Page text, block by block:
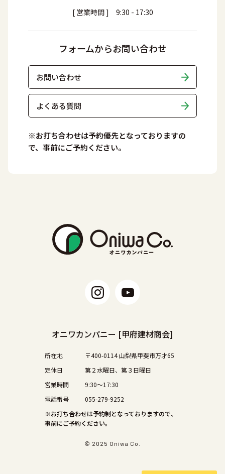
[ 営業時間 ] 9:30 - 17:30
フォームからお問い合わせ
お問い合わせ
よくある質問
※お打ち合わせは予約優先となっておりますの
で、事前にご予約ください。
オニワカンパニー [甲府建材商会]
所在地
〒400-0114 山梨県甲斐市万才65
定休日
第２水曜日、第３日曜日
営業時間
9:30〜17:30
電話番号
055-279-9252
※お打ち合わせは予約制となっておりますので、
事前にご予約ください。
© 2025 Oniwa Co.